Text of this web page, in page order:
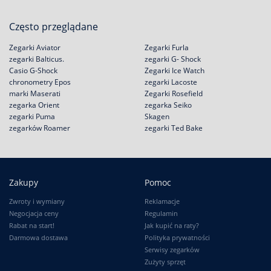
Często przeglądane
Zegarki Aviator
zegarki Balticus.
Casio G-Shock
chronometry Epos
Zegarki Furla
zegarki G- Shock
Zegarki Ice Watch
zegarki Lacoste
marki Maserati
zegarka Orient
zegarki Puma
zegarków Roamer
Zegarki Rosefield
zegarka Seiko
Skagen
zegarki Ted Bake
Zakupy
Zwroty i wymiany
Negocjacja ceny
Rabat na start!
Darmowa dostawa
Pomoc
Reklamacje
Regulamin
Jak kupić na raty?
Polityka prywatności
Serwisy zegarków
Zużyty sprzęt